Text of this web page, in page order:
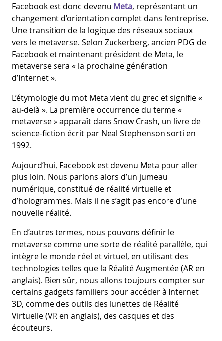
Facebook est donc devenu Meta, représentant un
changement d’orientation complet dans l’entreprise.
Une transition de la logique des réseaux sociaux
vers le metaverse. Selon Zuckerberg, ancien PDG de
Facebook et maintenant président de Meta, le
metaverse sera « la prochaine génération
d’Internet ».
L’étymologie du mot Meta vient du grec et signifie «
au-delà ». La première occurrence du terme «
metaverse » apparaît dans Snow Crash, un livre de
science-fiction écrit par Neal Stephenson sorti en
1992.
Aujourd’hui, Facebook est devenu Meta pour aller
plus loin. Nous parlons alors d’un jumeau
numérique, constitué de réalité virtuelle et
d’hologrammes. Mais il ne s’agit pas encore d’une
nouvelle réalité.
En d’autres termes, nous pouvons définir le
metaverse comme une sorte de réalité parallèle, qui
intègre le monde réel et virtuel, en utilisant des
technologies telles que la Réalité Augmentée (AR en
anglais). Bien sûr, nous allons toujours compter sur
certains gadgets familiers pour accéder à Internet
3D, comme des outils des lunettes de Réalité
Virtuelle (VR en anglais), des casques et des
écouteurs.